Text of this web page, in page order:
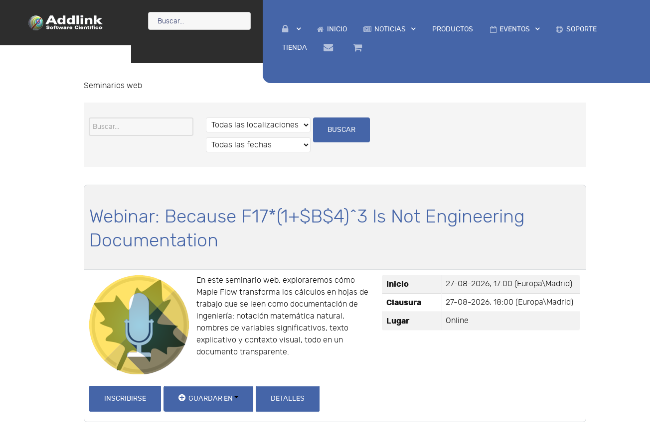
INICIO NOTICIAS PRODUCTOS EVENTOS SOPORTE
TIENDA
Seminarios web
Webinar: Because F17*(1+$B$4)^3 Is Not Engineering
Documentation
En este seminario web, exploraremos cómo
Maple Flow transforma los cálculos en hojas de
trabajo que se leen como documentación de
ingeniería: notación matemática natural,
nombres de variables significativos, texto
explicativo y contexto visual, todo en un
documento transparente.
Inicio 27-08-2026, 17:00 (Europa\Madrid)
Clausura 27-08-2026, 18:00 (Europa\Madrid)
Lugar Online
INSCRIBIRSE GUARDAR EN DETALLES